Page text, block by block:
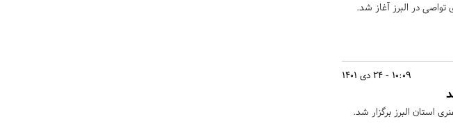
در البرز آغاز شد.
10:09 - 24 دی 1401
استان البرز برگزار شد.